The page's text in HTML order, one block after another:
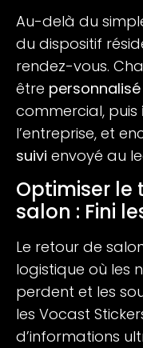
Au-delà du
du dispositif
rendez-vous.
être
commercial, puis
l’entreprise, et
suivi envoyé au
Optimiser
salon : Fini
Le retour de
logistique où les
perdent et les
les Vocast
d’informations